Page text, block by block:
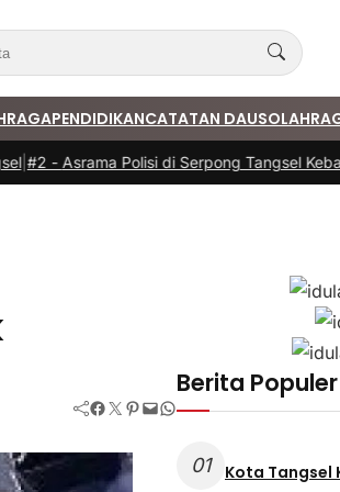
PENDIDIKANCATATAN DAUS
|#2 -Asrama Polisi di Serpong Tangsel
Facebook Twitter Pinterest Mail WhatsApp
Berita Populer
01 Kota Tangsel